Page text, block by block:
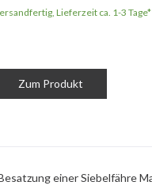
Lieferzeit ca. 1-3 Tage*
Zum Produkt